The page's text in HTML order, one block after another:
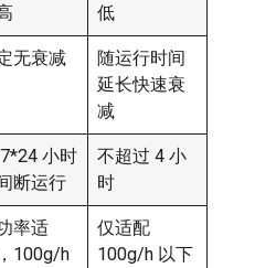
低
无衰减
随运行时间
延长快速衰
减
小时
断运行
不超过 4 小
时
率适
100g/h
仅适配
100g/h 以下